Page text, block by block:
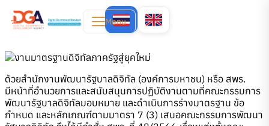
Menu
ด้วยสำนักงานพัฒนารัฐบาลดิจิทัล (องค์การมหาชน) หรือ สพร.
มีหน้าที่อำนวยการและสนับสนุนการปฏิบัติงานตามที่คณะกรรมการ
พัฒนารัฐบาลดิจิทัลมอบหมาย และดำเนินการร่างมาตรฐาน ข้อ
กำหนด และหลักเกณฑ์ตามมาตรา 7 (3) เสนอคณะกรรมการพัฒนา